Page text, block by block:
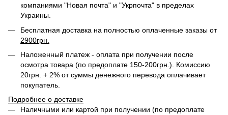
компаниями "Новая почта" и "Укрпочта" в пределах
Украины.
Бесплатная доставка на полностью оплаченные заказы от
2900грн.
Наложенный платеж - оплата при получении после
осмотра товара (по предоплате 150-200грн.). Комиссию
20грн. + 2% от суммы денежного перевода оплачивает
покупатель.
Подробнее о доставке
Наличными или картой при получении (по предоплате